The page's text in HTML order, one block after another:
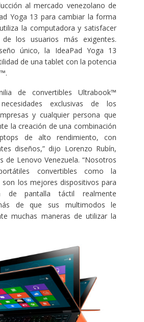
al mercado venezolano de
Yoga 13 para cambiar la forma
la computadora y satisfacer
de los usuarios más exigentes.
único, la IdeaPad Yoga 13
de una tablet con la potencia
de convertibles Ultrabook™
exclusivas de los
y cualquier persona que
la creación de una combinación
de alto rendimiento, con
diseños,” dijo Lorenzo Rubín,
de Lenovo Venezuela. “Nosotros
convertibles como la
son los mejores dispositivos para
de pantalla táctil realmente
de que sus multimodos le
muchas maneras de utilizar la